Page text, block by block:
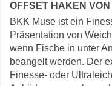
OFFSET HAKEN
BKK Muse ist ein
Präsentation von
wenn Fische in unter
beangelt werden. Der
Finesse- oder